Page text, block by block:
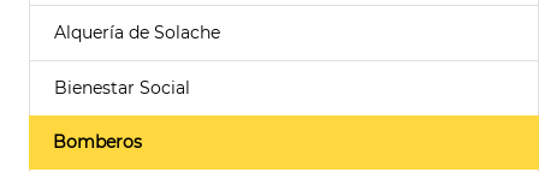
Alquería de Solache
Bienestar Social
Bomberos